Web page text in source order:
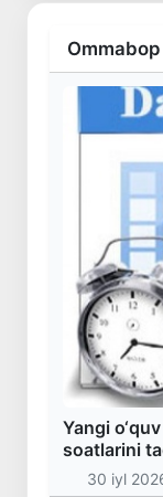
Yangi
soatlarini
30 iyl